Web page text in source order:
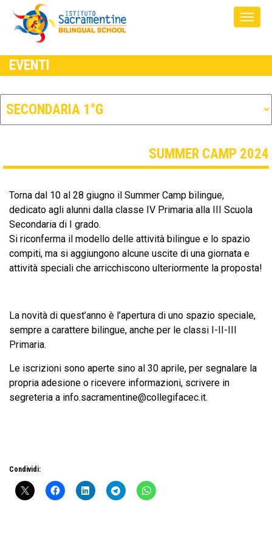
EVENTI
SUMMER CAMP 2024
Torna dal 10 al 28 giugno il Summer Camp bilingue,
dedicato agli alunni dalla classe IV Primaria alla III Scuola
Secondaria di I grado.
Si riconferma il modello delle attività bilingue e lo spazio
compiti, ma si aggiungono alcune uscite di una giornata e
attività speciali che arricchiscono ulteriormente la proposta!
La novità di quest’anno è l’apertura di uno spazio speciale,
sempre a carattere bilingue, anche per le classi I-II-III
Primaria.
Le iscrizioni sono aperte sino al 30 aprile, per segnalare la
propria adesione o ricevere informazioni, scrivere in
segreteria a info.sacramentine@collegifacec.it.
Condividi: